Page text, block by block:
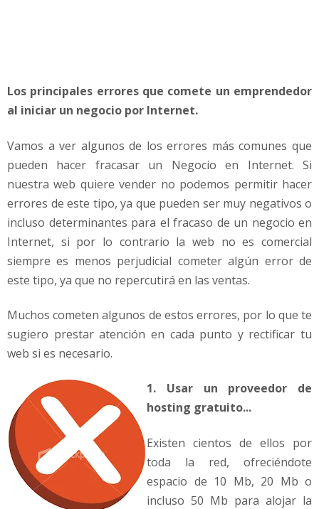
t
e
e
t
Los principales errores que comete un emprendedor
al iniciar un negocio por Internet.
Vamos a ver algunos de los errores más comunes que
pueden hacer fracasar un Negocio en Internet. Si
nuestra web quiere vender no podemos permitir hacer
errores de este tipo, ya que pueden ser muy negativos o
incluso determinantes para el fracaso de un negocio en
Internet, si por lo contrario la web no es comercial
siempre es menos perjudicial cometer algún error de
este tipo, ya que no repercutirá en las ventas.
Muchos cometen algunos de estos errores, por lo que te
sugiero prestar atención en cada punto y rectificar tu
web si es necesario.
1. Usar un proveedor de
hosting gratuito...
Existen cientos de ellos por
toda la red, ofreciéndote
espacio de 10 Mb, 20 Mb o
incluso 50 Mb para alojar la